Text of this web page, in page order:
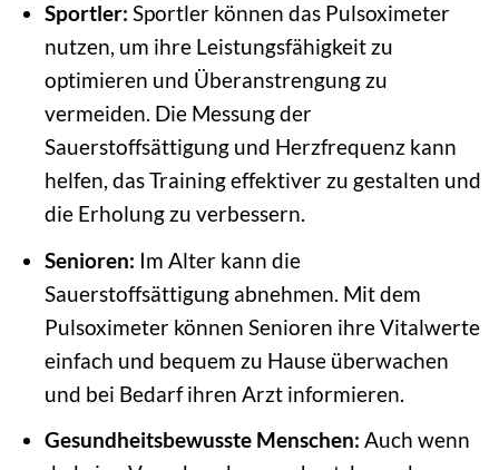
Sportler: Sportler können das Pulsoximeter
nutzen, um ihre Leistungsfähigkeit zu
optimieren und Überanstrengung zu
vermeiden. Die Messung der
Sauerstoffsättigung und Herzfrequenz kann
helfen, das Training effektiver zu gestalten und
die Erholung zu verbessern.
Senioren: Im Alter kann die
Sauerstoffsättigung abnehmen. Mit dem
Pulsoximeter können Senioren ihre Vitalwerte
einfach und bequem zu Hause überwachen
und bei Bedarf ihren Arzt informieren.
Gesundheitsbewusste Menschen: Auch wenn